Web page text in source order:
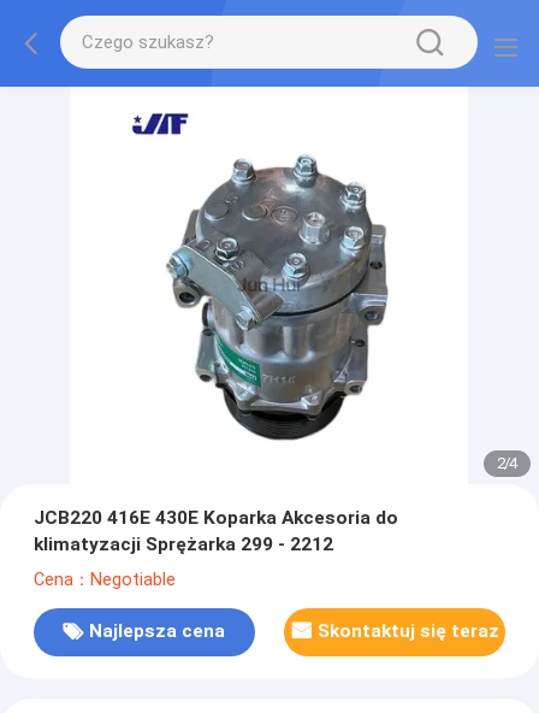
2/4
JCB220 416E 430E Koparka Akcesoria do
klimatyzacji Sprężarka 299 - 2212
Cena：Negotiable
Najlepsza cena Skontaktuj się teraz